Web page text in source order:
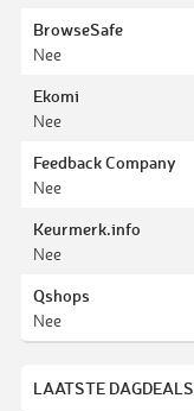
BrowseSafe
Nee
Ekomi
Nee
Feedback Company
Nee
Keurmerk.info
Nee
Qshops
Nee
LAATSTE DAGDEALS